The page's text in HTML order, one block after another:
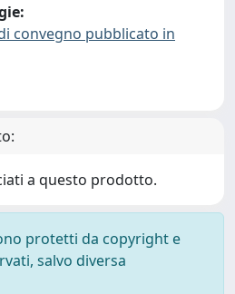
convegno pubblicato in
a questo prodotto.
protetti da copyright e
salvo diversa